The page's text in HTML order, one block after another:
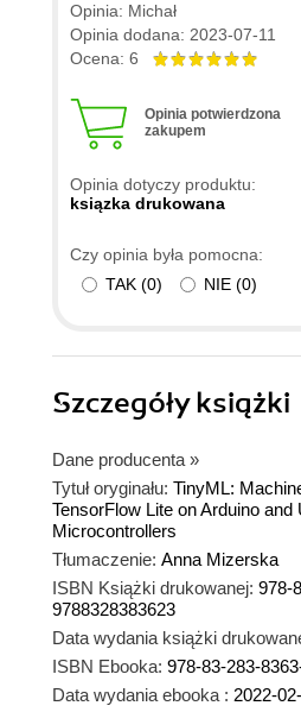
wprowadza w tematykę
następnie mamy
książki następują ogólne
MLOps na
Polecam dla osób mających
minimalnym stopniu,
implementacji TinyML.
Opinia: Michał
Opinia dodana: 2023-07-11
Ocena: 6
Opinia potwierdzona
zakupem
Opinia dotyczy produktu:
ksiązka drukowana
Czy opinia była pomocna:
TAK (0) NIE (0)
Szczegółyksiążki
Dane producenta »
Tytuł oryginału: TinyML:
TensorFlow Lite on Arduino
Microcontrollers
Tłumaczenie: Anna Mizerska
ISBN Książki drukowanej: 978-
9788328383623
Data wydania książki
ISBN Ebooka: 978-83-283-
Data wydania ebooka : 2022-